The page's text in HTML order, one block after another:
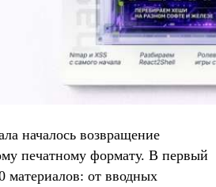
началось возвращение
печатному формату. В первый
материалов: от вводных